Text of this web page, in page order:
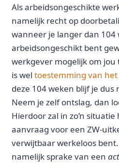
Als arbeidsongeschikte
namelijk recht op
wanneer je langer dan 104
arbeidsongeschikt bent
werkgever mogelijk om
is wel toestemming van het
deze 104 weken blijf je
Neem je zelf ontslag, dan
Hierdoor zal in zo’n situatie
aanvraag voor een ZW-
verwijtbaar werkeloos
namelijk sprake van een